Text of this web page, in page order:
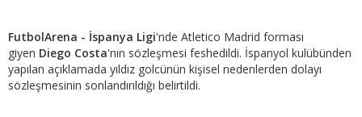
FutbolArena - İspanya Ligi'nde Atletico Madrid forması
giyen Diego Costa'nın sözleşmesi feshedildi. İspanyol kulübünden
yapılan açıklamada yıldız golcünün kişisel nedenlerden dolayı
sözleşmesinin sonlandırıldığı belirtildi.